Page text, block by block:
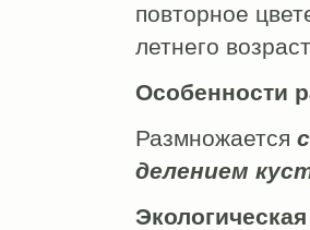
повторное
летнего
Особенности
Размножается
делением